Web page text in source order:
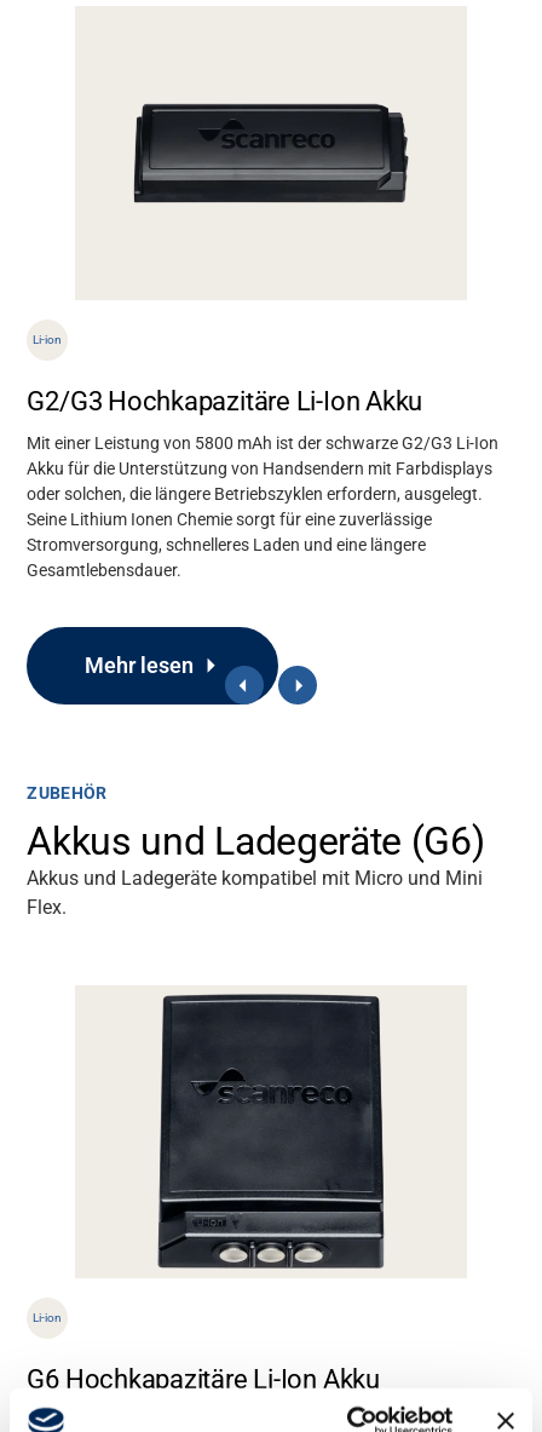
Support
Über uns
Karriere
Li-ion
G2/G3 Hochkapazitäre Li-Ion Akku
Mit einer Leistung von 5800 mAh ist der schwarze G2/G3 Li-Ion
Akku für die Unterstützung von Handsendern mit Farbdisplays
oder solchen, die längere Betriebszyklen erfordern, ausgelegt.
Seine Lithium Ionen Chemie sorgt für eine zuverlässige
Stromversorgung, schnelleres Laden und eine längere
Gesamtlebensdauer.
Mehr lesen
ZUBEHÖR
Akkus und Ladegeräte (G6)
Akkus und Ladegeräte kompatibel mit Micro und Mini
Flex.
Li-ion
G6 Hochkapazitäre Li-Ion Akku
Mit einer Leistung von 5800 mAh ist der G6 Li-ion Akku für die